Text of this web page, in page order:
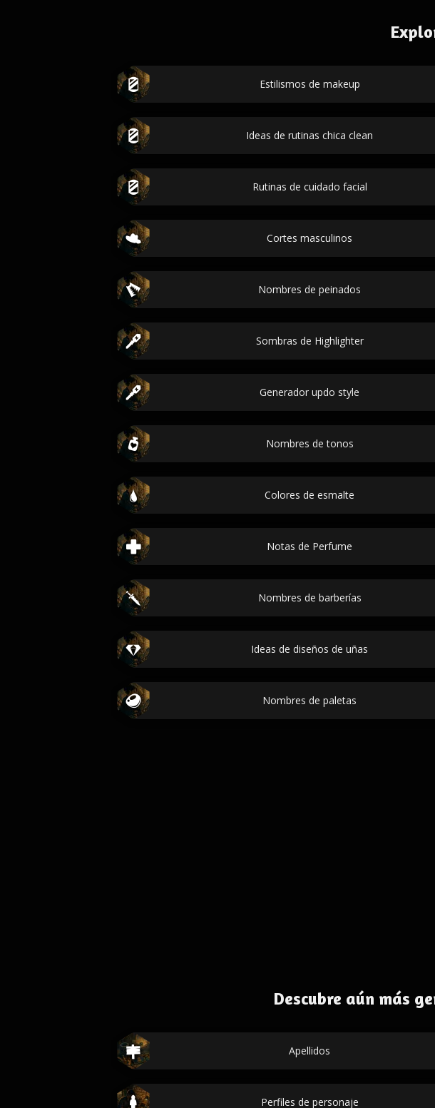
Estilismos de makeup
Ideas de rutinas chica clean
Rutinas de cuidado facial
Cortes masculinos
Nombres de peinados
Sombras de Highlighter
Generador updo style
Nombres de tonos
Colores de esmalte
Notas de Perfume
Nombres de barberías
Ideas de diseños de uñas
Nombres de paletas
Descubre aún más
Apellidos
Perfiles de personaje